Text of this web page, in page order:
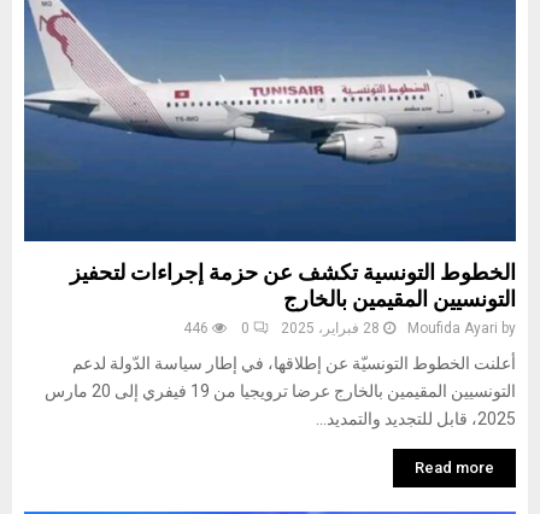
الخطوط التونسية تكشف عن حزمة إجراءات لتحفيز
التونسيين المقيمين بالخارج
by
Moufida Ayari 28 فبراير، 2025 0
446
أعلنت الخطوط التونسيّة عن إطلاقها، في إطار سياسة الدّولة لدعم
التونسيين المقيمين بالخارج عرضا ترويجيا من 19 فيفري إلى 20 مارس
2025، قابل للتجديد والتمديد...
Read more